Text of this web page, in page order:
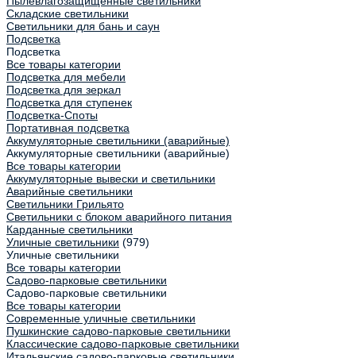
Складские светильники
Светильники для бань и саун
Подсветка
Подсветка
Все товары категории
Подсветка для мебели
Подсветка для зеркал
Подсветка для ступенек
Подсветка-Споты
Портативная подсветка
Аккумуляторные светильники (аварийные)
Аккумуляторные светильники (аварийные)
Все товары категории
Аккумуляторные вывески и светильники
Аварийные светильники
Светильники Грильято
Светильники с блоком аварийного питания
Карданные светильники
Уличные светильники (979)
Уличные светильники
Все товары категории
Садово-парковые светильники
Садово-парковые светильники
Все товары категории
Современные уличные светильники
Пушкинские садово-парковые светильники
Классические садово-парковые светильники